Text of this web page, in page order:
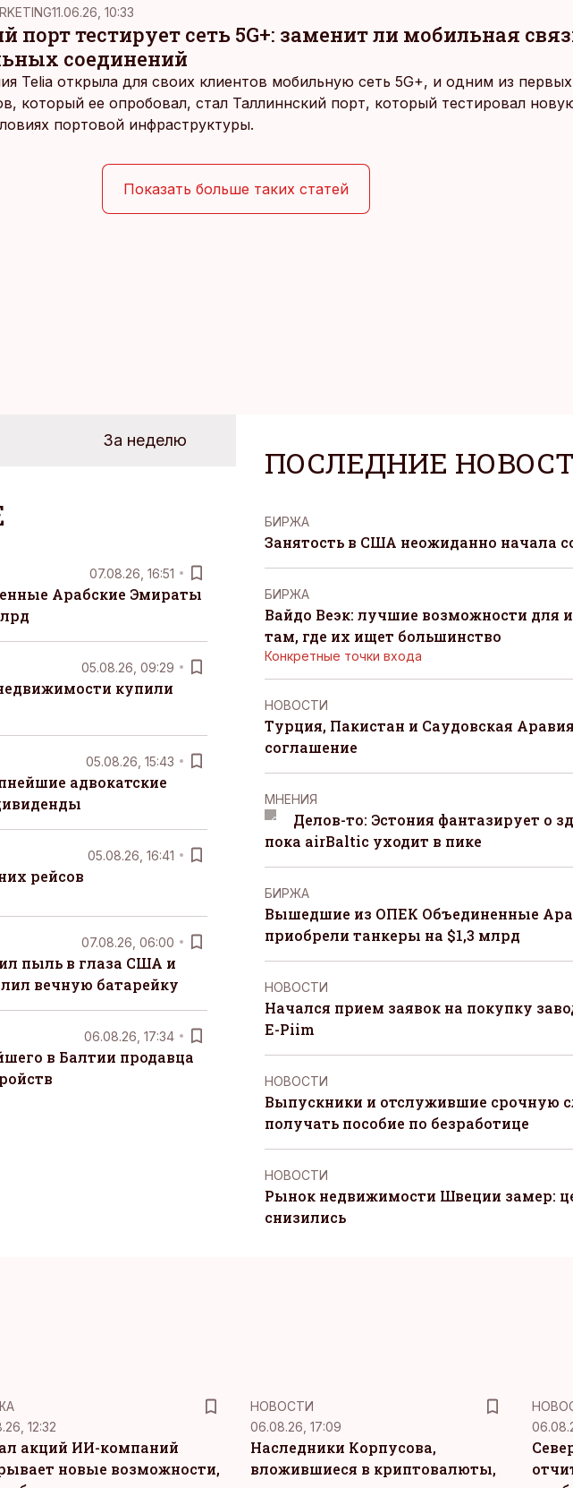
11.06.26, 10:33
порт тестирует сеть 5G+: заменит ли мобильная
соединений
Telia открыла для своих клиентов мобильную сеть 5G+, и одним из первых
который ее опробовал, стал Таллиннский порт, который тестировал
портовой инфраструктуры.
Показать больше таких статей
За неделю
07.08.26, 16:51
Арабские Эмираты
05.08.26, 09:29
купили
05.08.26, 15:43
адвокатские
05.08.26, 16:41
рейсов
07.08.26, 06:00
пыль в глаза США и
вечную батарейку
06.08.26, 17:34
в Балтии продавца
ПОСЛЕДНИЕ
БИРЖА
Занятость в США неожиданно начала
БИРЖА
Вайдо Веэк: лучшие возможности для
там, где их ищет большинство
Конкретные точки входа
НОВОСТИ
Турция, Пакистан и Саудовская
соглашение
MНЕНИЯ
Делов-то: Эстония фантазирует о
пока airBaltic уходит в пике
БИРЖА
Вышедшие из ОПЕК Объединенные
приобрели танкеры на $1,3 млрд
НОВОСТИ
Начался прием заявок на покупку
E-Piim
НОВОСТИ
Выпускники и отслужившие срочную
получать пособие по безработице
НОВОСТИ
Рынок недвижимости Швеции замер:
снизились
12:32
акций ИИ-компаний
новые возможности,
НОВОСТИ
06.08.26, 17:09
Наследники Корпусова,
вложившиеся в криптовалюты,